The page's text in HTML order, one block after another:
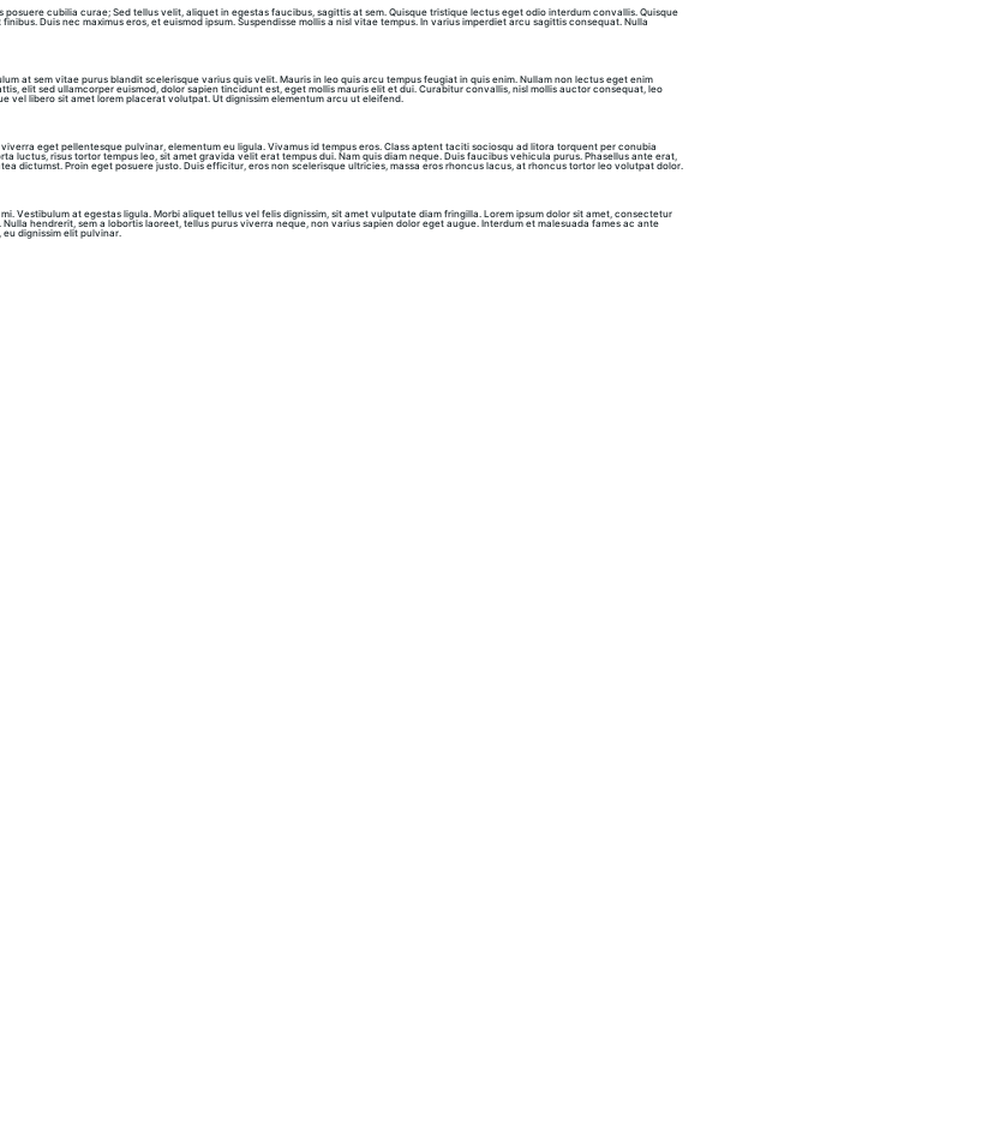
cubilia curae; Sed tellus velit, aliquet in egestas faucibus, sagittis at sem. Quisque tristique lectus eget odio interdum convallis. Quisque
Duis nec maximus eros, et euismod ipsum. Suspendisse mollis a nisl vitae tempus. In varius imperdiet arcu sagittis consequat. Nulla
at sem vitae purus blandit scelerisque varius quis velit. Mauris in leo quis arcu tempus feugiat in quis enim. Nullam non lectus eget enim
elit sed ullamcorper euismod, dolor sapien tincidunt est, eget mollis mauris elit et dui. Curabitur convallis, nisl mollis auctor consequat, leo
vel libero sit amet lorem placerat volutpat. Ut dignissim elementum arcu ut eleifend.
eget pellentesque pulvinar, elementum eu ligula. Vivamus id tempus eros. Class aptent taciti sociosqu ad litora torquent per conubia
luctus, risus tortor tempus leo, sit amet gravida velit erat tempus dui. Nam quis diam neque. Duis faucibus vehicula purus. Phasellus ante erat,
dictumst. Proin eget posuere justo. Duis efficitur, eros non scelerisque ultricies, massa eros rhoncus lacus, at rhoncus tortor leo volutpat dolor.
Vestibulum at egestas ligula. Morbi aliquet tellus vel felis dignissim, sit amet vulputate diam fringilla. Lorem ipsum dolor sit amet, consectetur
hendrerit, sem a lobortis laoreet, tellus purus viverra neque, non varius sapien dolor eget augue. Interdum et malesuada fames ac ante
eu dignissim elit pulvinar.